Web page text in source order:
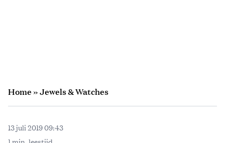
Home»Jewels & Watches
13 juli 2019 09:43